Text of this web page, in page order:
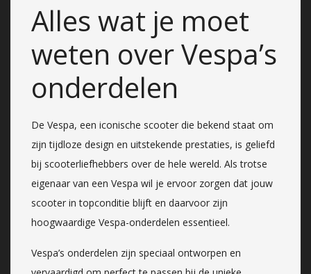
Alles wat je moet
weten over Vespa’s
onderdelen
De Vespa, een iconische scooter die bekend staat om
zijn tijdloze design en uitstekende prestaties, is geliefd
bij scooterliefhebbers over de hele wereld. Als trotse
eigenaar van een Vespa wil je ervoor zorgen dat jouw
scooter in topconditie blijft en daarvoor zijn
hoogwaardige Vespa-onderdelen essentieel.
Vespa’s onderdelen zijn speciaal ontworpen en